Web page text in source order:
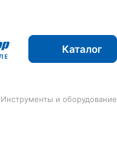
Каталог
Инструменты и оборудование